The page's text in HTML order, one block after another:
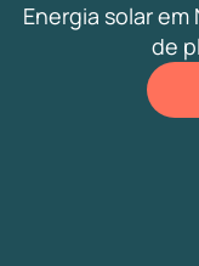
Energia solar em
de